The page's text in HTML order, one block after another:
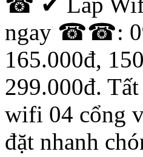
ngay ☎☎:
165.000đ,
299.000đ.
wifi 04 cổng
đặt nhanh